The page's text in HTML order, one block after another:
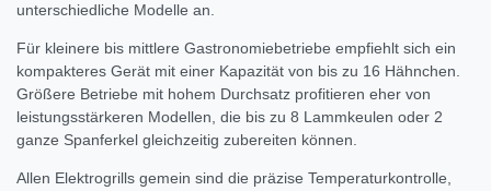
unterschiedliche Modelle an.
Für kleinere bis mittlere Gastronomiebetriebe empfiehlt sich ein
kompakteres Gerät mit einer Kapazität von bis zu 16 Hähnchen.
Größere Betriebe mit hohem Durchsatz profitieren eher von
leistungsstärkeren Modellen, die bis zu 8 Lammkeulen oder 2
ganze Spanferkel gleichzeitig zubereiten können.
Allen Elektrogrills gemein sind die präzise Temperaturkontrolle,